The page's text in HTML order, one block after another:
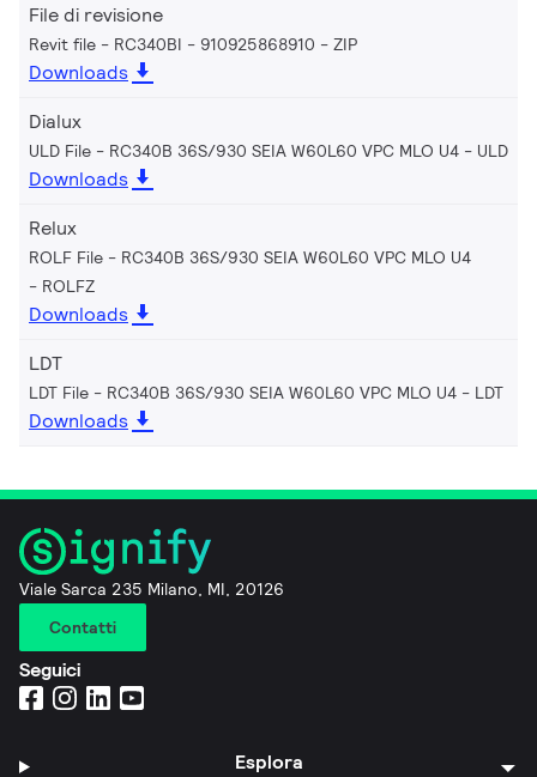
File di revisione
Revit file - RC340BI - 910925868910 ZIP
Downloads
Dialux
ULD File - RC340B 36S/930 SEIA W60L60 VPC MLO U4 ULD
Downloads
Relux
ROLF File - RC340B 36S/930 SEIA W60L60 VPC MLO U4
ROLFZ
Downloads
LDT
LDT File - RC340B 36S/930 SEIA W60L60 VPC MLO U4 LDT
Downloads
Viale Sarca 235 Milano, MI, 20126
Contatti
Seguici
Esplora